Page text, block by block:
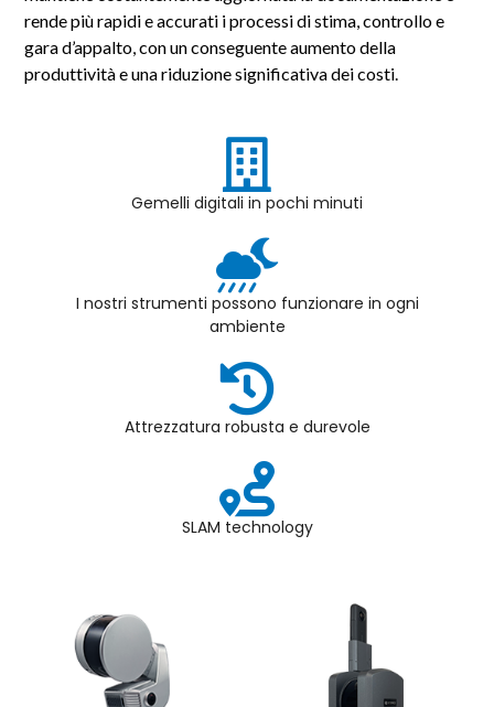
rende più rapidi e accurati i processi di stima, controllo e
gara d’appalto, con un conseguente aumento della
produttività e una riduzione significativa dei costi.
Gemelli digitali in pochi minuti
I nostri strumenti possono funzionare in ogni
ambiente
Attrezzatura robusta e durevole
SLAM technology